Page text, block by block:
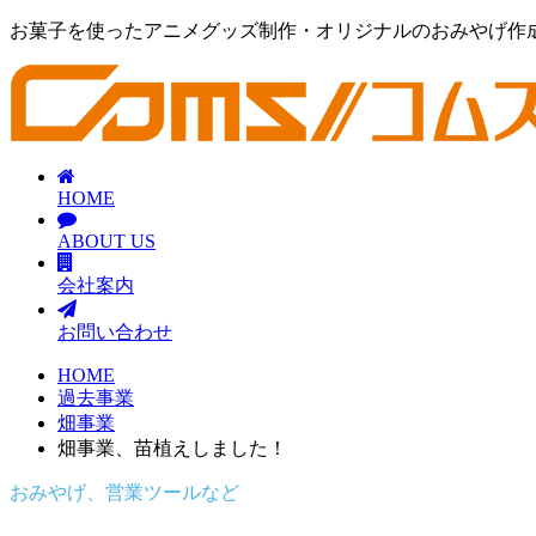
お菓子を使ったアニメグッズ制作・オリジナルのおみやげ作
HOME
ABOUT US
会社案内
お問い合わせ
HOME
過去事業
畑事業
畑事業、苗植えしました！
おみやげ、営業ツールなど